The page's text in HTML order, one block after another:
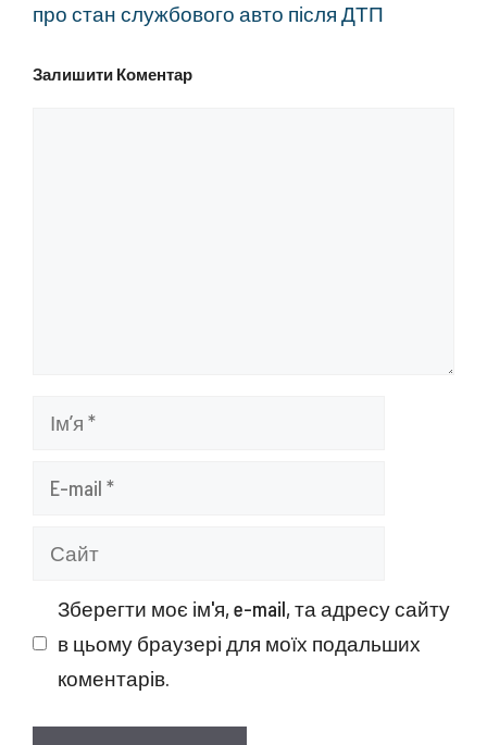
про стан службового авто після ДТП
Залишити Коментар
Ім’я
Сайт
Зберегти моє ім'я, e-mail, та адресу сайту
в цьому браузері для моїх подальших
коментарів.